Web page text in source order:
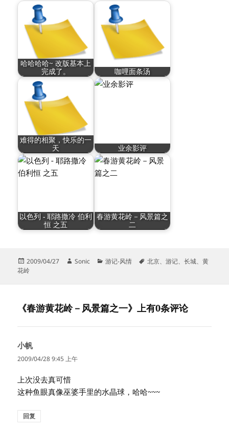
哈哈哈哈~ 改版基本上
完成了。
咖哩面条汤
难得的相聚，快乐的一
天
业余影评
以色列 - 耶路撒冷 伯利
恒 之五
春游黄花岭－风景篇之
二
发
布
2009/04/27
作
Sonic
分
游记-风情
标
北京、游记、长城、黄
花岭
《春游黄花岭－风景篇之一》上有0条评论
小帆说
道：
2009/04/28 9:45 上午
上次没去真可惜
这种鱼眼真像巫婆手里的水晶球，哈哈~~~
回复